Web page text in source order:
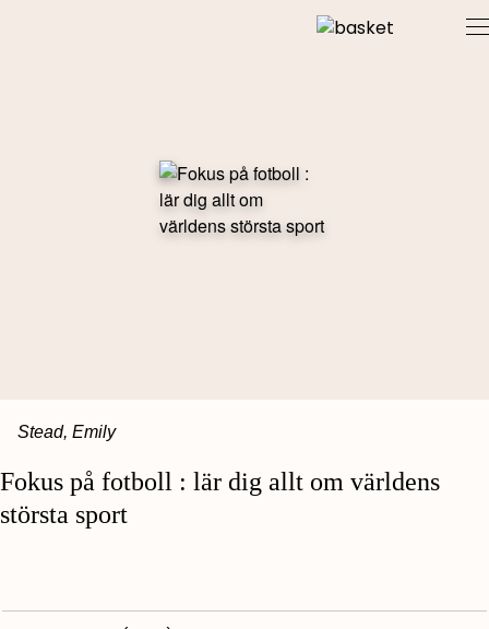
Stead, Emily
Fokus på fotboll : lär dig allt om världens
största sport